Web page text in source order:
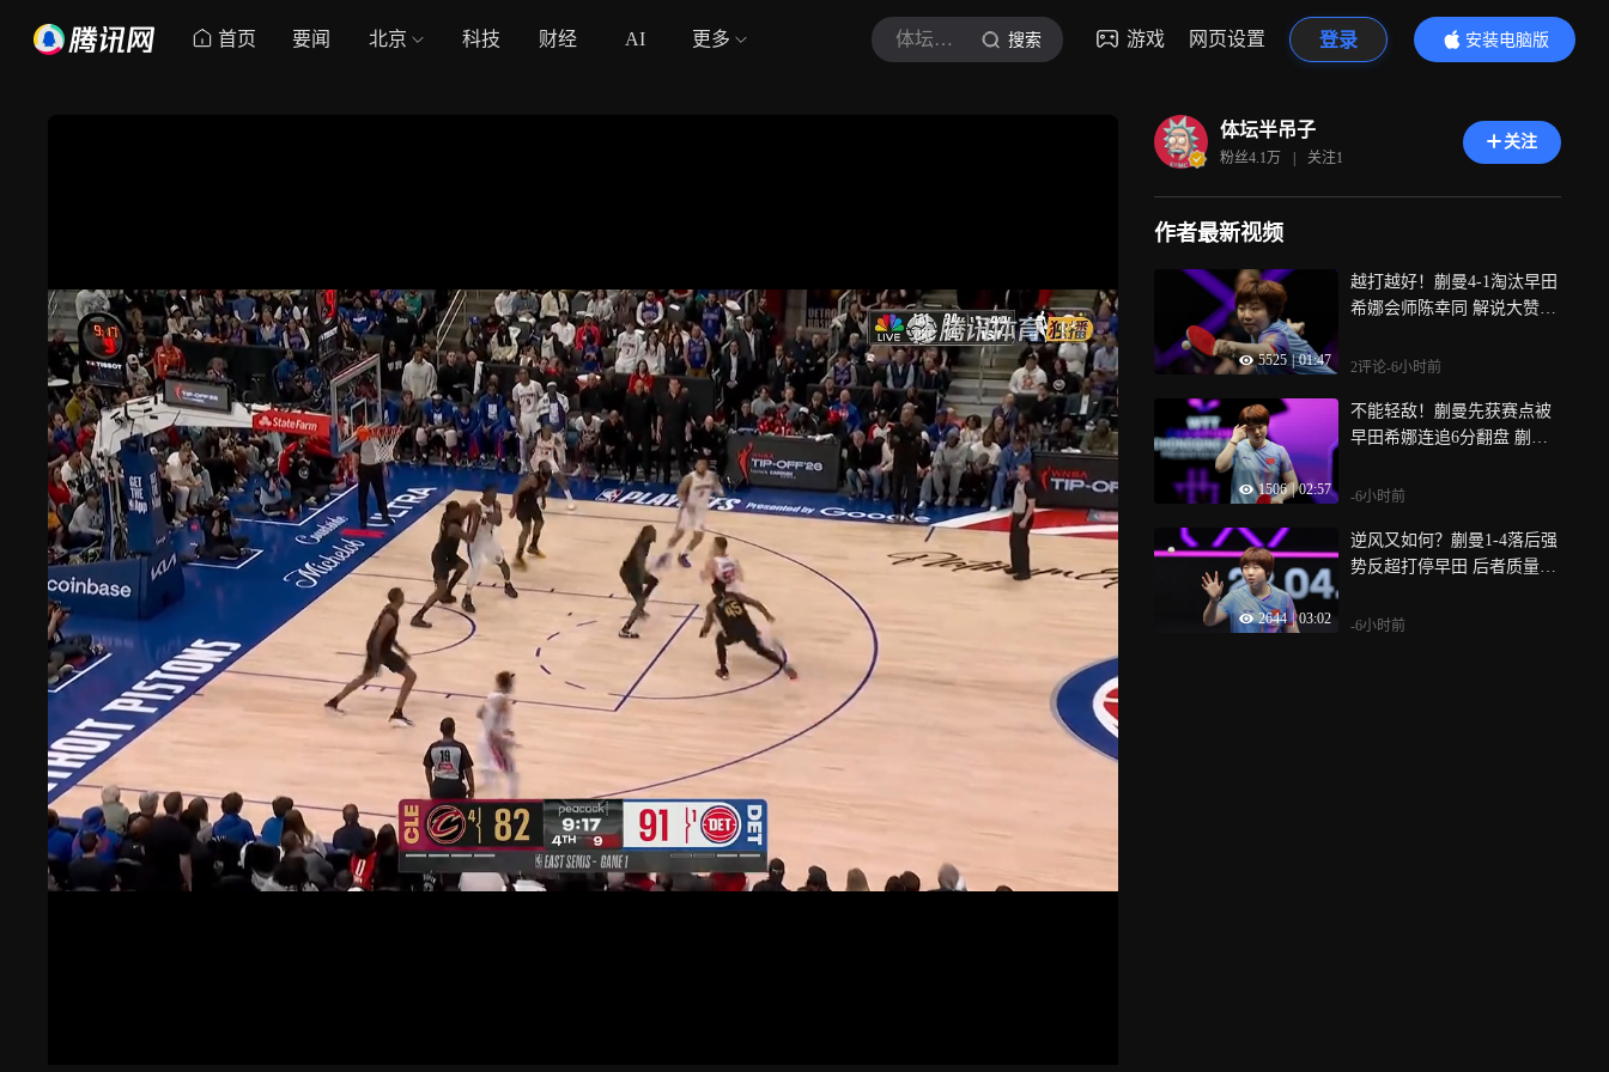
首页 要闻 北京 科技 财经 AI 更多 体坛半吊子 搜索 游戏 网页设置 登录
安装电脑版
内容更精彩
体坛半吊子
粉丝4.1万 | 关注1
关注
作者最新视频
5525 | 01:47
越打越好！蒯曼4-1淘汰早田
希娜会师陈幸同 解说大赞蒯
2评论-6小时前
1506 | 02:57
不能轻敌！蒯曼先获赛点被
早田希娜连追6分翻盘 蒯曼
-6小时前
2644 | 03:02
逆风又如何？蒯曼1-4落后强
势反超打停早田 后者质量完
-6小时前